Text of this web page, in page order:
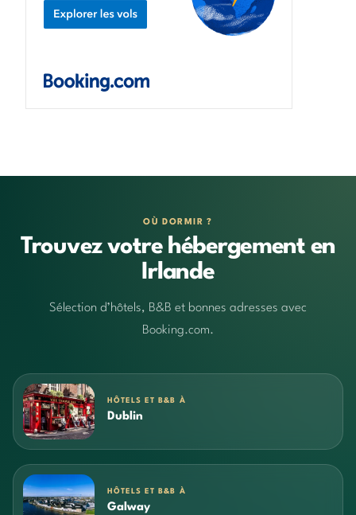
OÙ DORMIR ?
Trouvez votre hébergement en
Irlande
Sélection d’hôtels, B&B et bonnes adresses avec
Booking.com.
HÔTELS ET B&B À
Dublin
HÔTELS ET B&B À
Galway